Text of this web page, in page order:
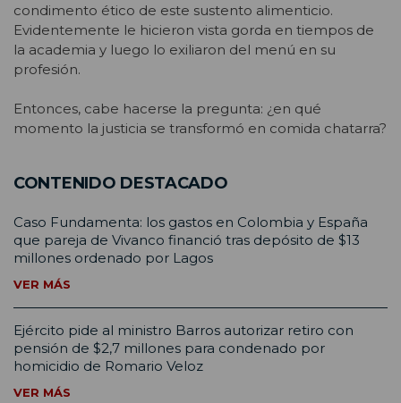
condimento ético de este sustento alimenticio.
Evidentemente le hicieron vista gorda en tiempos de
la academia y luego lo exiliaron del menú en su
profesión.
Entonces, cabe hacerse la pregunta: ¿en qué
momento la justicia se transformó en comida chatarra?
CONTENIDO DESTACADO
Caso Fundamenta: los gastos en Colombia y España
que pareja de Vivanco financió tras depósito de $13
millones ordenado por Lagos
VER MÁS
Ejército pide al ministro Barros autorizar retiro con
pensión de $2,7 millones para condenado por
homicidio de Romario Veloz
VER MÁS